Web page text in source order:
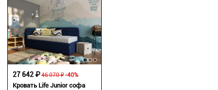
Кровать Life Junior софа
46 070 ₽
27 642 ₽ -40%